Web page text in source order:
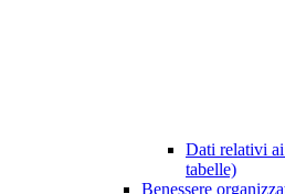
Dati relativi
tabelle)
Benessere